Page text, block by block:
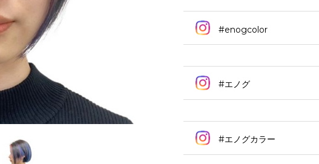
#enogcolor
#エノグ
#エノグカラー